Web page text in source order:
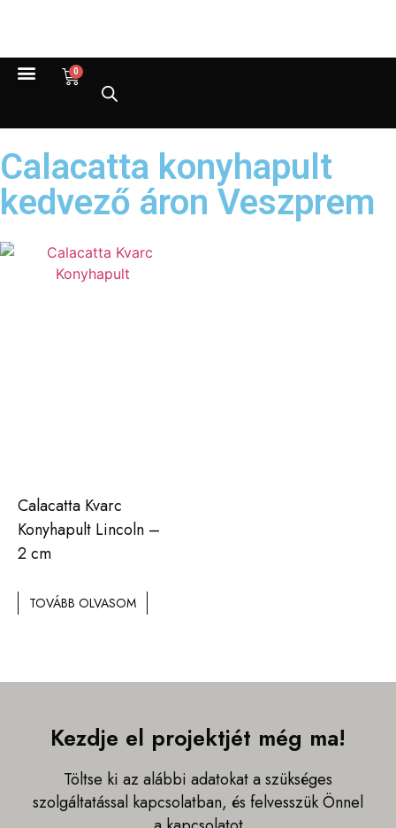
0
Calacatta konyhapult
kedvező áron Veszprem
Calacatta Kvarc
Konyhapult Lincoln –
2 cm
TOVÁBB OLVASOM
Kezdje el projektjét még ma!
Töltse ki az alábbi adatokat a szükséges
szolgáltatással kapcsolatban, és felvesszük Önnel